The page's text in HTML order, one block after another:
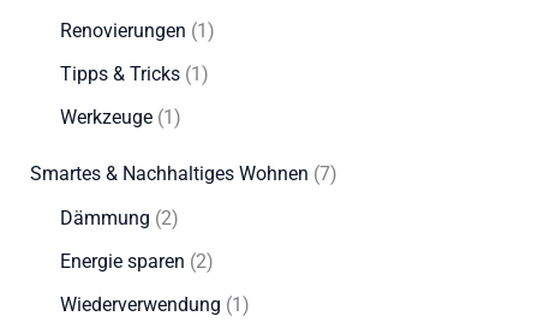
Renovierungen (1)
Tipps & Tricks(1)
Werkzeuge(1)
Smartes & Nachhaltiges Wohnen (7)
Dämmung (2)
Energie sparen (2)
Wiederverwendung (1)